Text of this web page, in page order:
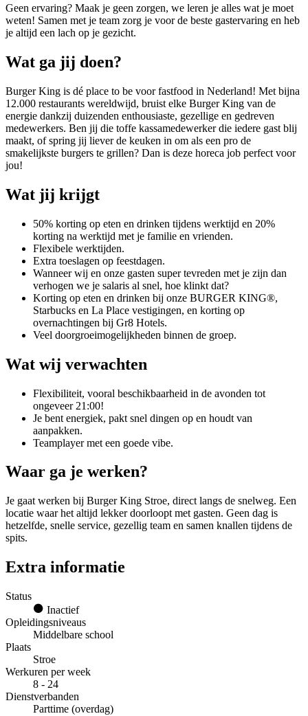
Geen ervaring? Maak je geen zorgen, we leren je alles wat je moet
weten! Samen met je team zorg je voor de beste gastervaring en heb
je altijd een lach op je gezicht.
Wat ga jij doen?
Burger King is dé place to be voor fastfood in Nederland! Met bijna
12.000 restaurants wereldwijd, bruist elke Burger King van de
energie dankzij duizenden enthousiaste, gezellige en gedreven
medewerkers. Ben jij die toffe kassamedewerker die iedere gast blij
maakt, of spring jij liever de keuken in om als een pro de
smakelijkste burgers te grillen? Dan is deze horeca job perfect voor
jou!
Wat jij krijgt
50% korting op eten en drinken tijdens werktijd en 20%
korting na werktijd met je familie en vrienden.
Flexibele werktijden.
Extra toeslagen op feestdagen.
Wanneer wij en onze gasten super tevreden met je zijn dan
verhogen we je salaris al snel, hoe klinkt dat?
Korting op eten en drinken bij onze BURGER KING®,
Starbucks en La Place vestigingen, en korting op
overnachtingen bij Gr8 Hotels.
Veel doorgroeimogelijkheden binnen de groep.
Wat wij verwachten
Flexibiliteit, vooral beschikbaarheid in de avonden tot
ongeveer 21:00!
Je bent energiek, pakt snel dingen op en houdt van
aanpakken.
Teamplayer met een goede vibe.
Waar ga je werken?
Je gaat werken bij Burger King Stroe, direct langs de snelweg. Een
locatie waar het altijd lekker doorloopt met gasten. Geen dag is
hetzelfde, snelle service, gezellig team en samen knallen tijdens de
spits.
Extra informatie
Status
Inactief
Opleidingsniveaus
Middelbare school
Plaats
Stroe
Werkuren per week
8 - 24
Dienstverbanden
Parttime (overdag)